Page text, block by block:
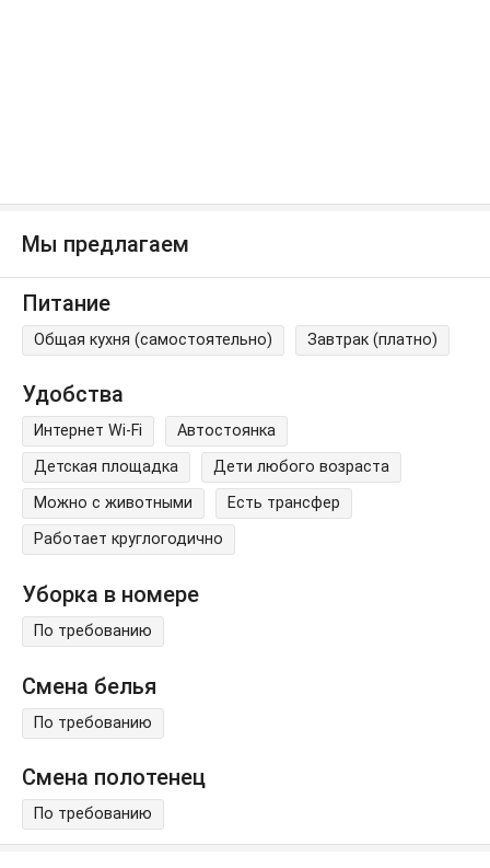
Мы предлагаем
Питание
Общая кухня (самостоятельно) Завтрак (платно)
Удобства
Интернет Wi-Fi
Автостоянка
Детская площадка
Дети любого возраста
Можно с животными
Есть трансфер
Работает круглогодично
Уборка в номере
По требованию
Смена белья
По требованию
Смена полотенец
По требованию